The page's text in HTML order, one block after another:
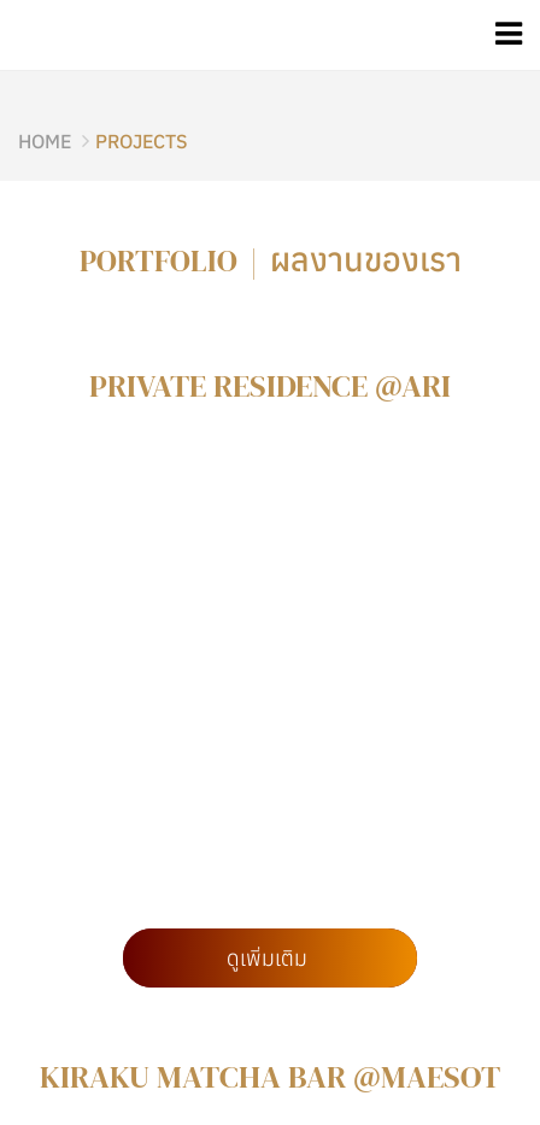
HOME PROJECTS
PORTFOLIO | ผลงานของเรา
PRIVATE RESIDENCE @ARI
ดูเพิ่มเติม
KIRAKU MATCHA BAR @MAESOT